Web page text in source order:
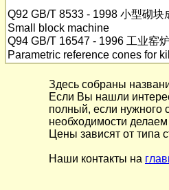
Q92 GB/T 8533 - 1998 小型砌块
Small block machine
Q94 GB/T 16547 - 1996 工业窑
Parametric reference cones for
Здесь собраны
Если Вы нашли
полный, если нужного
необходимости
Цены зависят от типа
Наши контакты на